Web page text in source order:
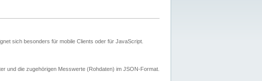
sich besonders für mobile Clients oder für JavaScript.
und die zugehörigen Messwerte (Rohdaten) im JSON-Format.